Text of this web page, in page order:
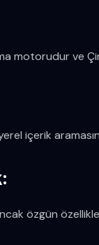
motorudur ve
içerik
özgün